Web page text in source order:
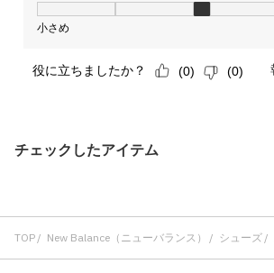
チェックしたアイテム
TOP New Balance（ニューバランス） シューズ